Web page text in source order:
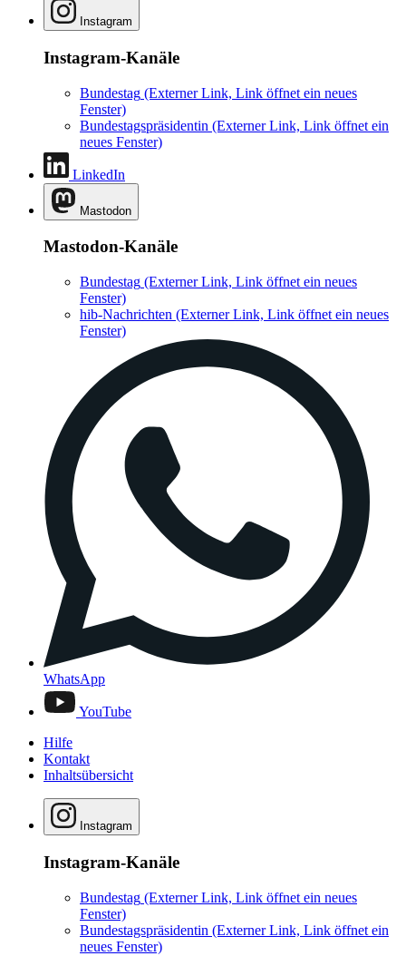
Instagram
Instagram-Kanäle
Bundestag (Externer Link, Link öffnet ein neues
Fenster)
Bundestagspräsidentin (Externer Link, Link öffnet ein
neues Fenster)
LinkedIn
Mastodon
Mastodon-Kanäle
Bundestag (Externer Link, Link öffnet ein neues
Fenster)
hib-Nachrichten (Externer Link, Link öffnet ein neues
Fenster)
WhatsApp
YouTube
Hilfe
Kontakt
Inhaltsübersicht
Instagram
Instagram-Kanäle
Bundestag (Externer Link, Link öffnet ein neues
Fenster)
Bundestagspräsidentin (Externer Link, Link öffnet ein
neues Fenster)